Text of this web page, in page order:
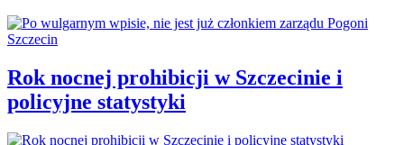
Rok nocnej prohibicji w Szczecinie i
policyjne statystyki